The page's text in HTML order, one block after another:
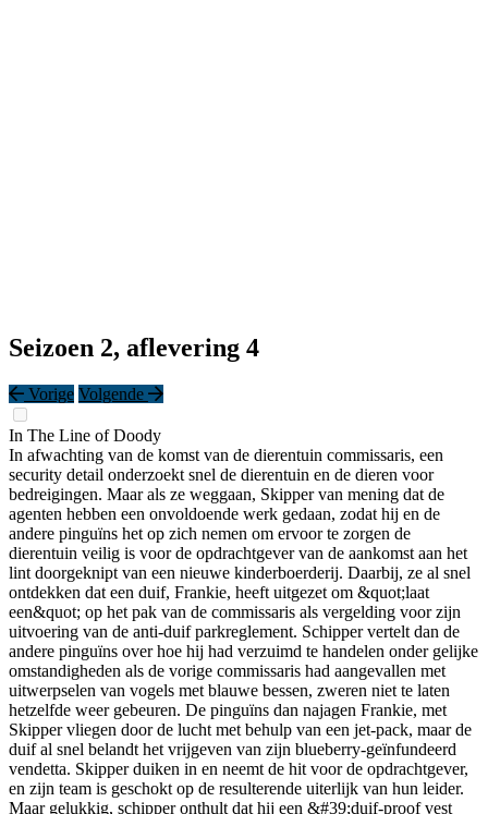
Seizoen 2, aflevering 4
Vorige Volgende
In The Line of Doody
In afwachting van de komst van de dierentuin commissaris, een
security detail onderzoekt snel de dierentuin en de dieren voor
bedreigingen. Maar als ze weggaan, Skipper van mening dat de
agenten hebben een onvoldoende werk gedaan, zodat hij en de
andere pinguïns het op zich nemen om ervoor te zorgen de
dierentuin veilig is voor de opdrachtgever van de aankomst aan het
lint doorgeknipt van een nieuwe kinderboerderij. Daarbij, ze al snel
ontdekken dat een duif, Frankie, heeft uitgezet om &quot;laat
een&quot; op het pak van de commissaris als vergelding voor zijn
uitvoering van de anti-duif parkreglement. Schipper vertelt dan de
andere pinguïns over hoe hij had verzuimd te handelen onder gelijke
omstandigheden als de vorige commissaris had aangevallen met
uitwerpselen van vogels met blauwe bessen, zweren niet te laten
hetzelfde weer gebeuren. De pinguïns dan najagen Frankie, met
Skipper vliegen door de lucht met behulp van een jet-pack, maar de
duif al snel belandt het vrijgeven van zijn blueberry-geïnfundeerd
vendetta. Skipper duiken in en neemt de hit voor de opdrachtgever,
en zijn team is geschokt op de resulterende uiterlijk van hun leider.
Maar gelukkig, schipper onthult dat hij een &#39;duif-proof vest